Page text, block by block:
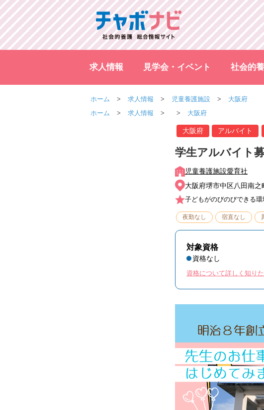
求人情報 見学会・イベント 社会的
ホーム 求人情報 児童養護施設
大阪府
ホーム
求人情報 大阪府
大阪府 アルバイト
学生アルバイト
児童養護施設愛育社
大阪府堺市中区八田南之
子どもがのびのびできる
夜勤なし 宿直なし
対象資格
資格なし
資格について詳しく知り